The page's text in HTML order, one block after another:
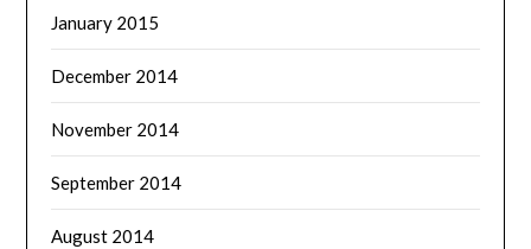
January 2015
December 2014
November 2014
September 2014
August 2014